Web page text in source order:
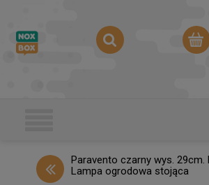
Paravento czarny wys. 29cm.
Lampa ogrodowa stojąca